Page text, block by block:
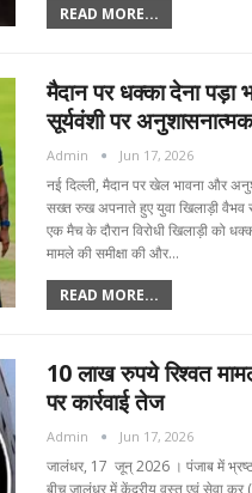
READ MORE...
मैदान पर धक्का देना पड़ा
सूर्यवंशी पर अनुशासनात्मक
Admin Jun 17, 2026
नई दिल्ली, मैदान पर खेल भावना और
सख्त रुख अपनाते हुए युवा खिलाड़ी वैभव
एक मैच के दौरान विरोधी खिलाड़ी को
मामले की समीक्षा की और…
READ MORE...
10 लाख रुपये रिश्वत
पर कार्रवाई तेज
Admin Jun 17, 2026
जालंधर, 17 जून्‌ 2026 । पंजाब में